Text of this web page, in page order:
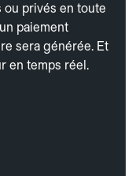
privés en toute
paiement
sera générée. Et
en temps réel.